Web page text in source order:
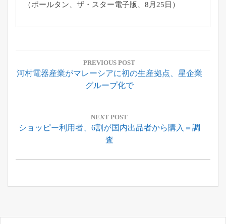
（ポールタン、ザ・スター電子版、8月25日）
投
ナ
シ
ン
PREVIOUS POST
Previous
河村電器産業がマレーシアに初の生産拠点、星企業
グループ化で
NEXT POST
Next
ショッピー利用者、6割が国内出品者から購入＝調
査